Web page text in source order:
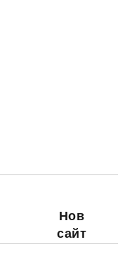
Нов
сайт